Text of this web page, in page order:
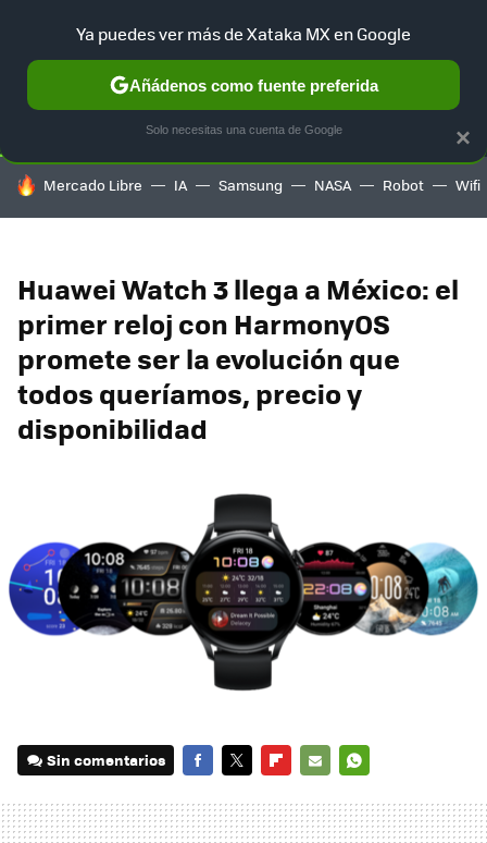
SELECCIÓN GAMING HOME AUTO TERRITORIO
HOY SE HABLA DE
Mercado Libre IA Samsung NASA Robot Wifi
Huawei Watch 3 llega a México: el
primer reloj con HarmonyOS
promete ser la evolución que
todos queríamos, precio y
disponibilidad
Sin comentarios
MAIL
×
Ya puedes ver más de Xataka MX en Google
Añádenos como fuente preferida
Solo necesitas una cuenta de Google